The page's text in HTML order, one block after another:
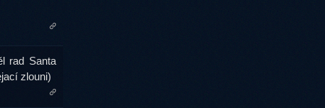
rad Santa
zlouni)